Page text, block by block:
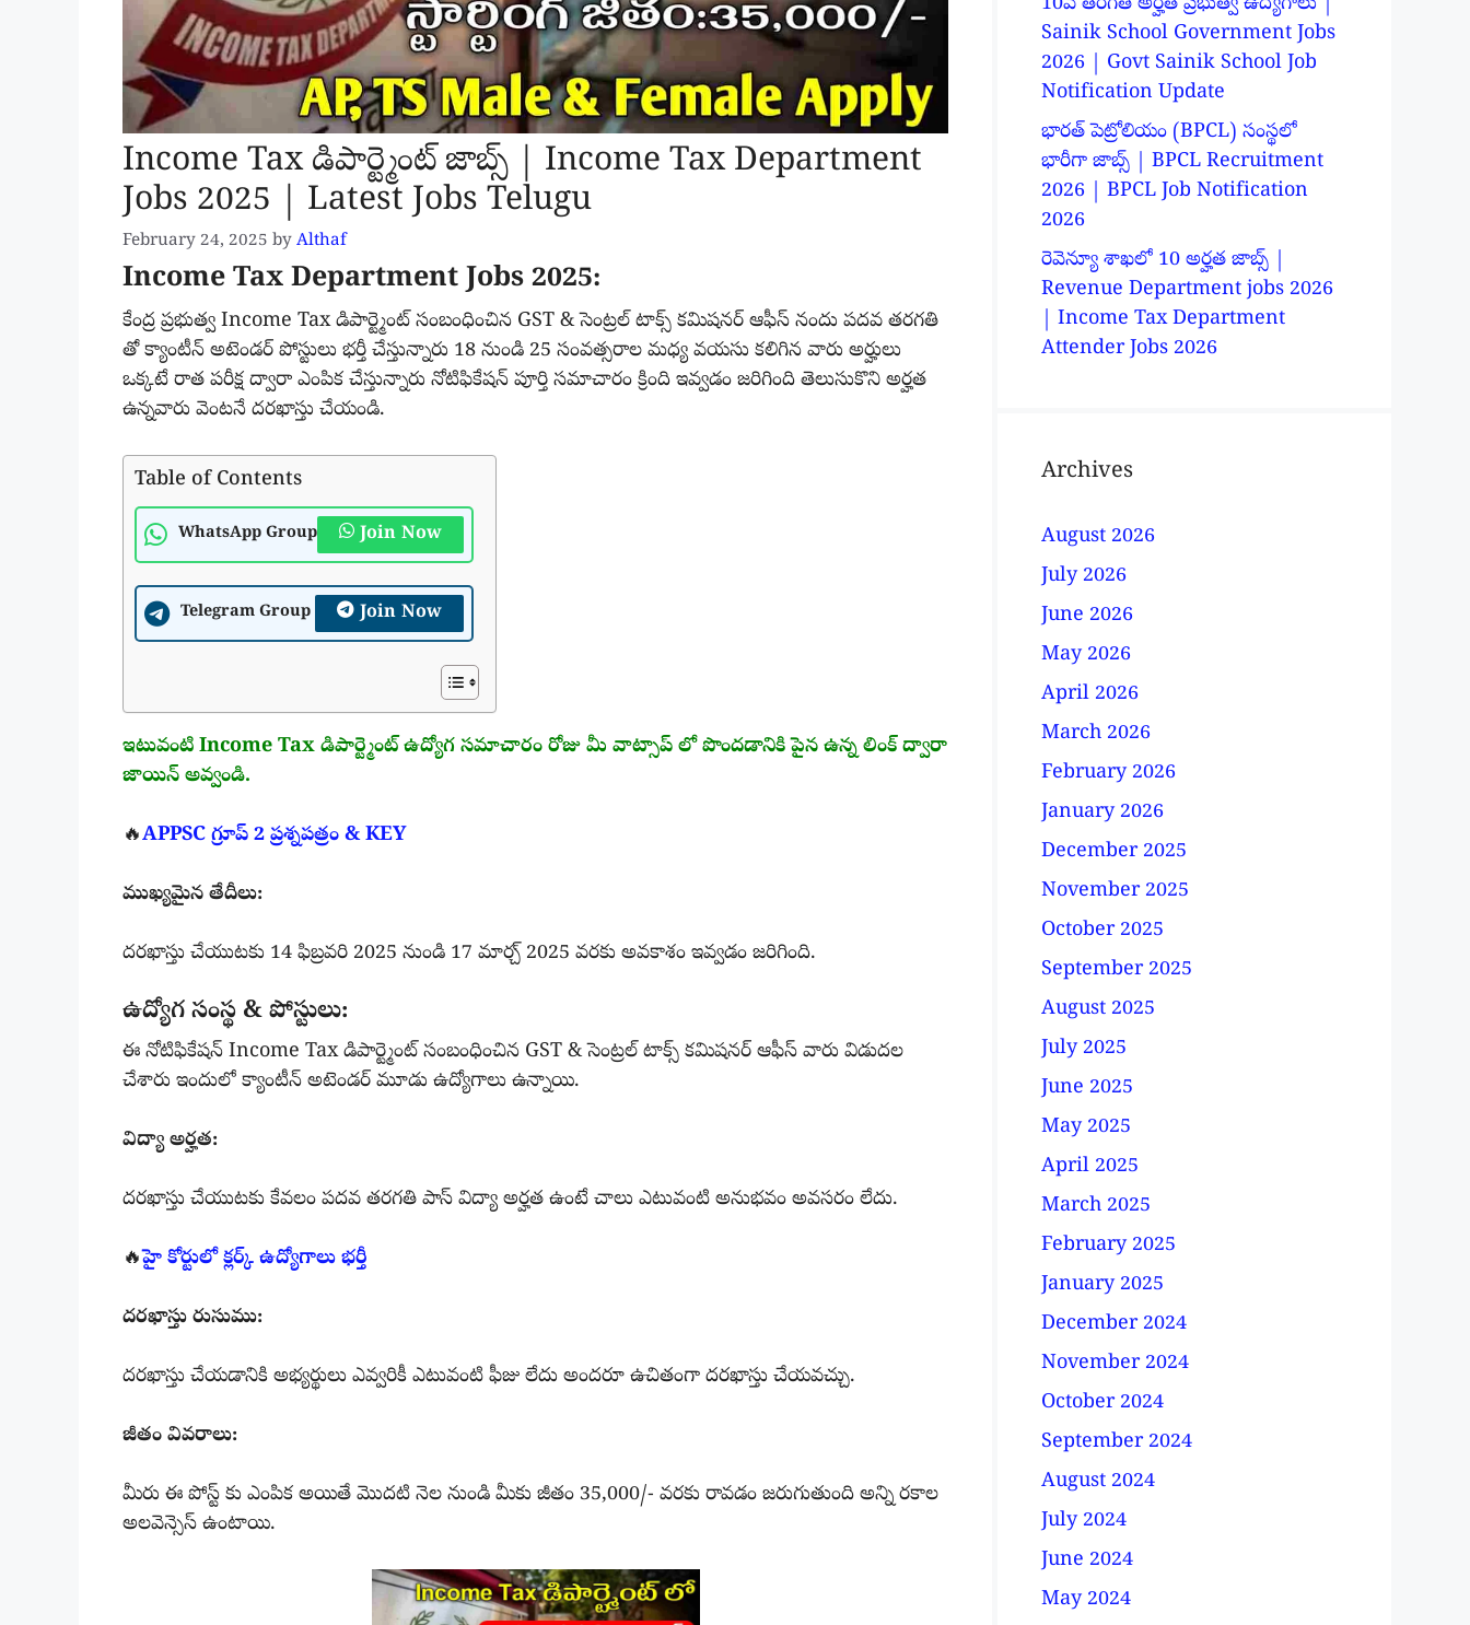
Income Tax డిపార్ట్మెంట్ జాబ్స్ | Income Tax Department
Jobs 2025 | Latest Jobs Telugu
February 24, 2025 by Althaf
Income Tax Department Jobs 2025:
కేంద్ర ప్రభుత్వ Income Tax డిపార్ట్మెంట్ సంబంధించిన GST & సెంట్రల్ టాక్స్ కమిషనర్ ఆఫీస్ నందు పదవ తరగతి
తో క్యాంటీన్ అటెండర్ పోస్టులు భర్తీ చేస్తున్నారు 18 నుండి 25 సంవత్సరాల మధ్య వయసు కలిగిన వారు అర్హులు
ఒక్కటే రాత పరీక్ష ద్వారా ఎంపిక చేస్తున్నారు నోటిఫికేషన్ పూర్తి సమాచారం క్రింది ఇవ్వడం జరిగింది తెలుసుకొని అర్హత
ఉన్నవారు వెంటనే దరఖాస్తు చేయండి.
Table of Contents
WhatsApp Group Join Now
Telegram Group Join Now
ఇటువంటి Income Tax డిపార్ట్మెంట్ ఉద్యోగ సమాచారం రోజు మీ వాట్సాప్ లో పొందడానికి పైన ఉన్న లింక్ ద్వారా
జాయిన్ అవ్వండి.
🔥APPSC గ్రూప్ 2 ప్రశ్నపత్రం & KEY
ముఖ్యమైన తేదీలు:
దరఖాస్తు చేయుటకు 14 ఫిబ్రవరి 2025 నుండి 17 మార్చ్ 2025 వరకు అవకాశం ఇవ్వడం జరిగింది.
ఉద్యోగ సంస్థ & పోస్టులు:
ఈ నోటిఫికేషన్ Income Tax డిపార్ట్మెంట్ సంబంధించిన GST & సెంట్రల్ టాక్స్ కమిషనర్ ఆఫీస్ వారు విడుదల
చేశారు ఇందులో క్యాంటీన్ అటెండర్ మూడు ఉద్యోగాలు ఉన్నాయి.
విద్యా అర్హత:
దరఖాస్తు చేయుటకు కేవలం పదవ తరగతి పాస్ విద్యా అర్హత ఉంటే చాలు ఎటువంటి అనుభవం అవసరం లేదు.
🔥హై కోర్టులో క్లర్క్ ఉద్యోగాలు భర్తీ
దరఖాస్తు రుసుము:
దరఖాస్తు చేయడానికి అభ్యర్థులు ఎవ్వరికీ ఎటువంటి ఫీజు లేదు అందరూ ఉచితంగా దరఖాస్తు చేయవచ్చు.
జీతం వివరాలు:
మీరు ఈ పోస్ట్ కు ఎంపిక అయితే మొదటి నెల నుండి మీకు జీతం 35,000/- వరకు రావడం జరుగుతుంది అన్ని రకాల
అలవెన్సెస్ ఉంటాయి.
Sainik School Government Jobs
2026 | Govt Sainik School Job
Notification Update
భారత్ పెట్రోలియం (BPCL) సంస్థలో
భారీగా జాబ్స్ | BPCL Recruitment
2026 | BPCL Job Notification
2026
రెవెన్యూ శాఖలో 10 అర్హత జాబ్స్ |
Revenue Department jobs 2026
| Income Tax Department
Attender Jobs 2026
Archives
August 2026
July 2026
June 2026
May 2026
April 2026
March 2026
February 2026
January 2026
December 2025
November 2025
October 2025
September 2025
August 2025
July 2025
June 2025
May 2025
April 2025
March 2025
February 2025
January 2025
December 2024
November 2024
October 2024
September 2024
August 2024
July 2024
June 2024
May 2024